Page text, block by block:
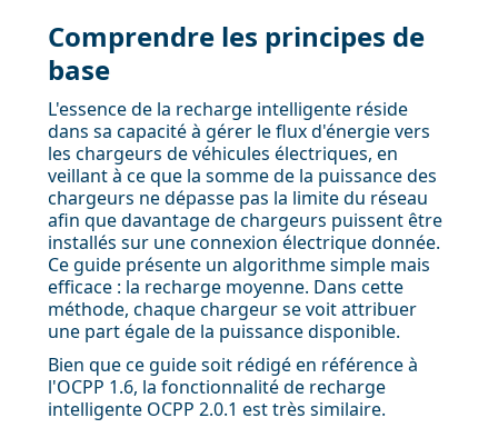
Comprendre les principes de
base
L'essence de la recharge intelligente réside
dans sa capacité à gérer le flux d'énergie vers
les chargeurs de véhicules électriques, en
veillant à ce que la somme de la puissance des
chargeurs ne dépasse pas la limite du réseau
afin que davantage de chargeurs puissent être
installés sur une connexion électrique donnée.
Ce guide présente un algorithme simple mais
efficace : la recharge moyenne. Dans cette
méthode, chaque chargeur se voit attribuer
une part égale de la puissance disponible.
Bien que ce guide soit rédigé en référence à
l'OCPP 1.6, la fonctionnalité de recharge
intelligente OCPP 2.0.1 est très similaire.